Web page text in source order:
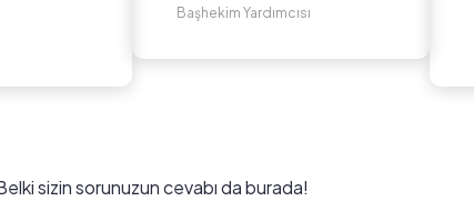
Başhekim Yardımcısı
sizin sorunuzun cevabı da burada!